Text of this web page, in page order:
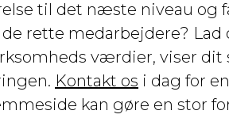
til det næste niveau og
rette medarbejdere?
værdier, viser dit
Kontakt os i dag for
kan gøre en stor